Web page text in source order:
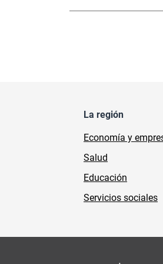
La región
Economía y
Salud
Educación
Servicios sociales